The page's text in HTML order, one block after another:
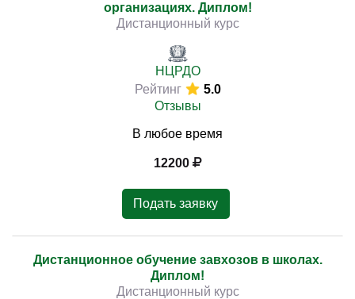
организациях. Диплом!
Дистанционный курс
НЦРДО
Рейтинг
5.0
Отзывы
В любое время
12200
Подать заявку
Дистанционное обучение завхозов в школах.
Диплом!
Дистанционный курс